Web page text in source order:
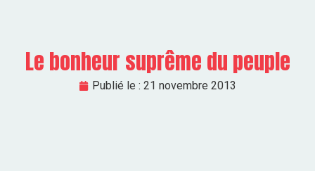
Le bonheur suprême du peuple
Publié le : 21 novembre 2013